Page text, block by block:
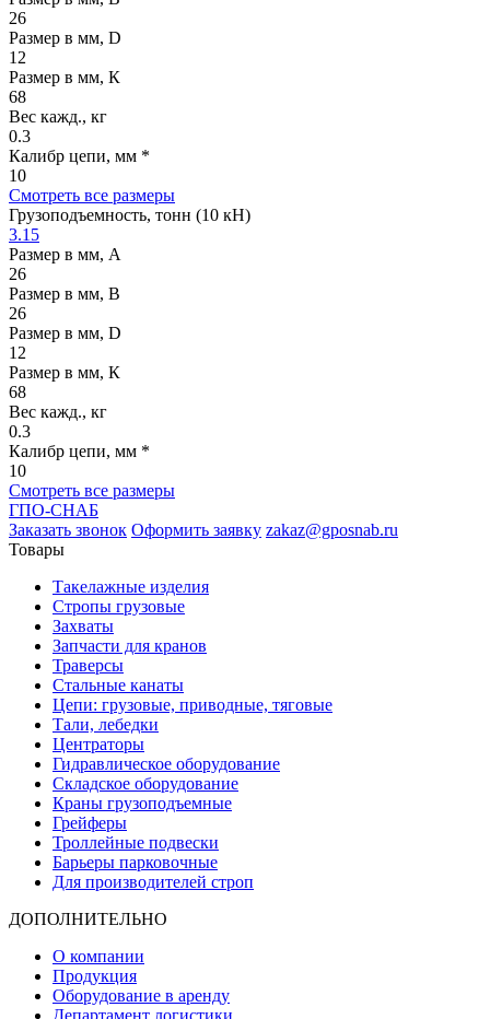
26
Размер в мм, D
12
Размер в мм, К
68
Вес кажд., кг
0.3
Калибр цепи, мм *
10
Смотреть все размеры
Грузоподъемность, тонн (10 кН)
3.15
Размер в мм, А
26
Размер в мм, В
26
Размер в мм, D
12
Размер в мм, К
68
Вес кажд., кг
0.3
Калибр цепи, мм *
10
Смотреть все размеры
ГПО-СНАБ
Заказать звонок Оформить заявку zakaz@gposnab.ru
Товары
Такелажные изделия
Стропы грузовые
Захваты
Запчасти для кранов
Траверсы
Стальные канаты
Цепи: грузовые, приводные, тяговые
Тали, лебедки
Центраторы
Гидравлическое оборудование
Складское оборудование
Краны грузоподъемные
Грейферы
Троллейные подвески
Барьеры парковочные
Для производителей строп
ДОПОЛНИТЕЛЬНО
О компании
Продукция
Оборудование в аренду
Департамент логистики